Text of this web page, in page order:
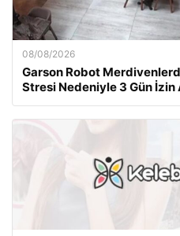
08/08/2026
Garson Robot
Stresi Nedeniyle 3 Gün İzin